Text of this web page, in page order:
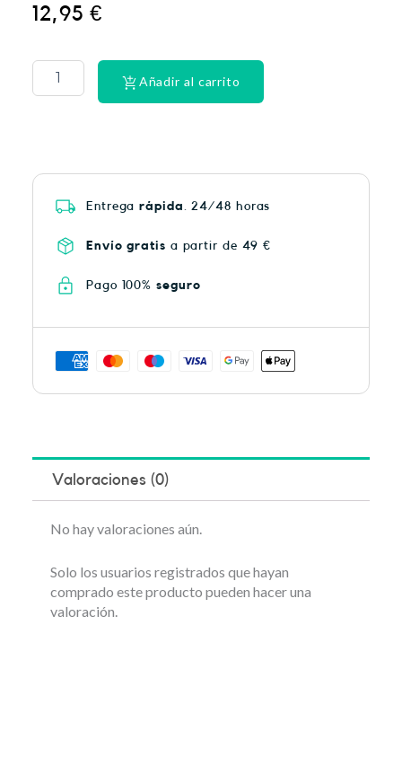
12,95€
ULTRA
HEAT
PLUS
Añadir al carrito
Entregarápida . 24/48 horas
Envío gratis a partir de 49 €
Pago 100% seguro
Valoraciones (0)
No hay valoraciones aún.
Solo los usuarios registrados que hayan
comprado este producto pueden hacer una
valoración.